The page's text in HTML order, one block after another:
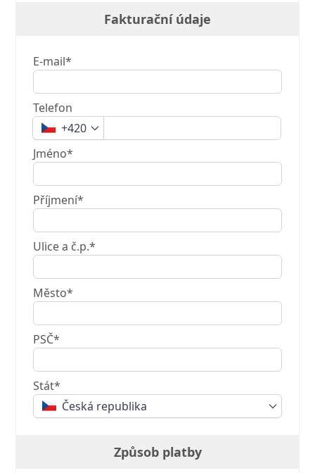
Fakturační údaje
E-mail*
Telefon
+420
Jméno*
Příjmení*
Ulice a č.p.*
Město*
PSČ*
Stát*
Česká republika
Způsob platby